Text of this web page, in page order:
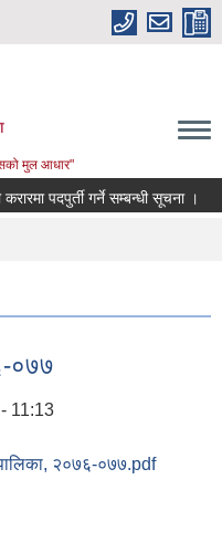
मुल आधार"
पदपुर्ती गर्ने सम्बन्धी सूचना ।
०७७
11:13
२०७६-०७७.pdf